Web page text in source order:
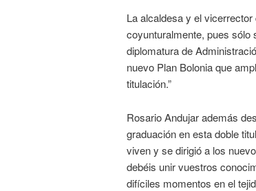
La alcaldesa y el
coyunturalmente, pues sólo
diplomatura de
nuevo Plan Bolonia que
titulación.”
Rosario Andujar además
graduación en esta doble
viven y se dirigió a los
debéis unir vuestros
difíciles momentos en el